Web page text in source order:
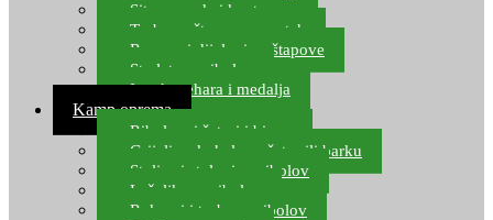
Sito, posude i kante
Torbe za štapove – match
Rezervni dijelovi za štapove
Starlete za ribolov
Izrada pehara i medalja
Kamp oprema
Ribolovni šatori i bivvy
Grijalice, kuhala za šator ili barku
Stolice i stolovi za ribolov
Ležaljke za ribolov
Ruksaci i torbe za ribolov